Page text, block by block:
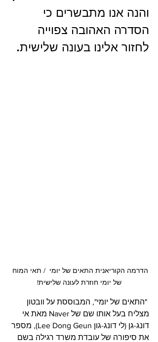
והנה אנו מתבשרים כי
הסדרה האהובה צפוייה
לחזור אלינו בעונה שלישית.
הדרמה הקוריאנית התאים של יומי  / תאי המוח
של יומי חוזרת לעונה שלישית!
"התאים של יומי", המבוססת על וובטון
מצליח בעל אותו שם של Naver מאת אי
דונג-גן (לי דונג-גון Lee Dong Geun), מספר
את סיפורה של עובדת משרד רגילה בשם